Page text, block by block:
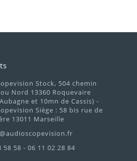
Stock, 504 chemin
Nord 13360 Roquevaire
et 10mn de Cassis) -
Siège : 58 bis rue de
13011 Marseille
58 58 - 06 11 02 28 84